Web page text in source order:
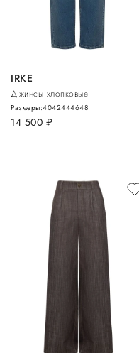
IRKE
Джинсы хлопковые
14 500 руб.
Размеры:4042444648